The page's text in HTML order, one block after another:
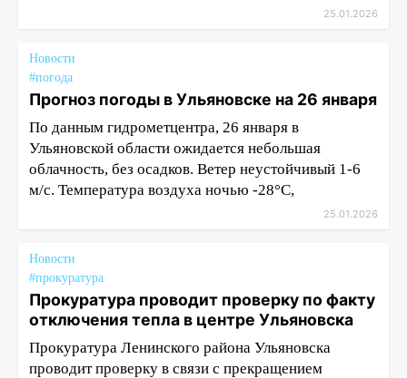
25.01.2026
Новости
#погода
Прогноз погоды в Ульяновске на 26 января
По данным гидрометцентра, 26 января в
Ульяновской области ожидается небольшая
облачность, без осадков. Ветер неустойчивый 1-6
м/с. Температура воздуха ночью -28°С,
25.01.2026
Новости
#прокуратура
Прокуратура проводит проверку по факту
отключения тепла в центре Ульяновска
Прокуратура Ленинского района Ульяновска
проводит проверку в связи с прекращением